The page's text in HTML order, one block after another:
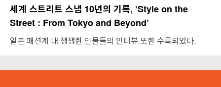
세계 스트리트 스냅 10년의 기록, ‘Style on the
Street : From Tokyo and Beyond’
일본 패션계 내 쟁쟁한 인물들의 인터뷰 또한 수록되었다.